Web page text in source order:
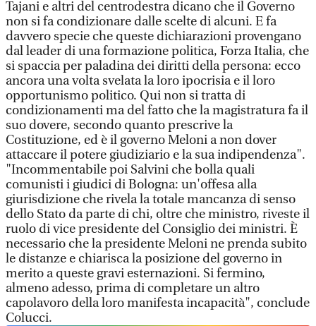
Tajani e altri del centrodestra dicano che il Governo
non si fa condizionare dalle scelte di alcuni. E fa
davvero specie che queste dichiarazioni provengano
dal leader di una formazione politica, Forza Italia, che
si spaccia per paladina dei diritti della persona: ecco
ancora una volta svelata la loro ipocrisia e il loro
opportunismo politico. Qui non si tratta di
condizionamenti ma del fatto che la magistratura fa il
suo dovere, secondo quanto prescrive la
Costituzione, ed è il governo Meloni a non dover
attaccare il potere giudiziario e la sua indipendenza".
"Incommentabile poi Salvini che bolla quali
comunisti i giudici di Bologna: un'offesa alla
giurisdizione che rivela la totale mancanza di senso
dello Stato da parte di chi, oltre che ministro, riveste il
ruolo di vice presidente del Consiglio dei ministri. È
necessario che la presidente Meloni ne prenda subito
le distanze e chiarisca la posizione del governo in
merito a queste gravi esternazioni. Si fermino,
almeno adesso, prima di completare un altro
capolavoro della loro manifesta incapacità", conclude
Colucci.